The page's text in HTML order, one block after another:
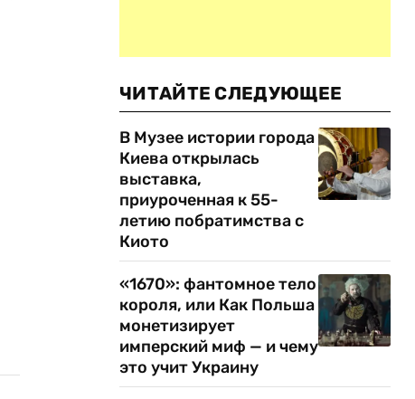
ЧИТАЙТЕ СЛЕДУЮЩЕЕ
В Музее истории города
Киева открылась
выставка,
приуроченная к 55-
летию побратимства с
Киото
«1670»: фантомное тело
короля, или Как Польша
монетизирует
имперский миф — и чему
это учит Украину